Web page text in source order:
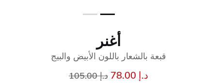
أغنر
قبعة بالشعار باللون الأبيض والبيج
د.إ 78.00 سعر مخفض مند.إ 105.00